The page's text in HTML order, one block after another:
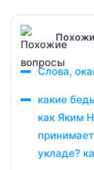
Слова,
какие
как Яким
укладе?